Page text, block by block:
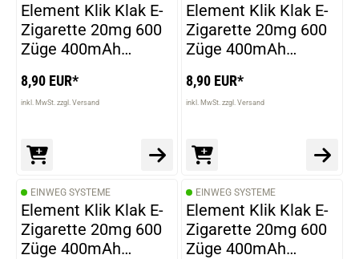
Element Klik Klak E-
Zigarette 20mg 600
Züge 400mAh
8,90 EUR*
inkl. MwSt. zzgl. Versand
Element Klik Klak E-
Zigarette 20mg 600
Züge 400mAh
Lemonade
8,90 EUR*
inkl. MwSt. zzgl. Versand
EINWEG SYSTEME
Element Klik Klak E-
Zigarette 20mg 600
Züge 400mAh
EINWEG SYSTEME
Element Klik Klak E-
Zigarette 20mg 600
Züge 400mAh